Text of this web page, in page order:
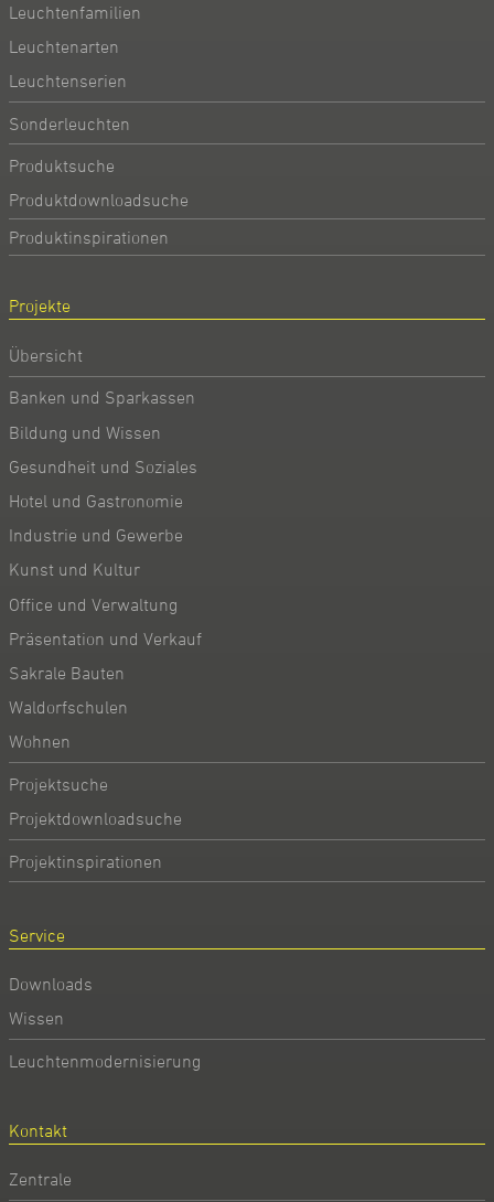
Leuchtenfamilien
Leuchtenarten
Leuchtenserien
Sonderleuchten
Produktsuche
Produktdownloadsuche
Produktinspirationen
Projekte
Übersicht
Banken und Sparkassen
Bildung und Wissen
Gesundheit und Soziales
Hotel und Gastronomie
Industrie und Gewerbe
Kunst und Kultur
Office und Verwaltung
Präsentation und Verkauf
Sakrale Bauten
Waldorfschulen
Wohnen
Projektsuche
Projektdownloadsuche
Projektinspirationen
Service
Downloads
Wissen
Leuchtenmodernisierung
Kontakt
Zentrale